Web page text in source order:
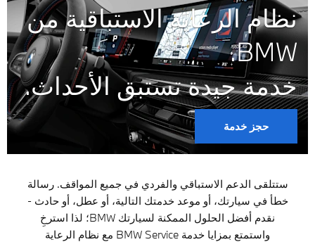
نظام الرعاية الاستباقية من
BMW.
خدمة جيدة تستبق الأحداث.
حجز خدمة
ستتلقى الدعم الاستباقي والفردي في جميع المواقف. رسالة
خطأ في سيارتك، أو موعد خدمتك التالية، أو عطل، أو حادث -
نقدم أفضل الحلول الممكنة لسيارتك BMW؛ لذا استرخِ
واستمتع بمزايا خدمة BMW Service مع نظام الرعاية